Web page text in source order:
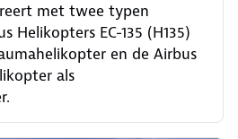
met twee typen
Helikopters EC-135 (H135)
en de Airbus
als